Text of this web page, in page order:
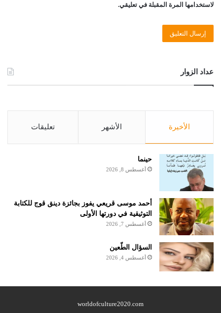
لاستخدامها المرة المقبلة في تعليقي.
عداد الزوار
الأخيرة الأشهر تعليقات
حينما
أغسطس 8, 2026
أحمد موسى قريعي يفوز بجائزة دينق قوج للكتابة
التوثيقية في دورتها الأولى
أغسطس 7, 2026
السؤال الطّعين
أغسطس 4, 2026
worldofculture2020.com